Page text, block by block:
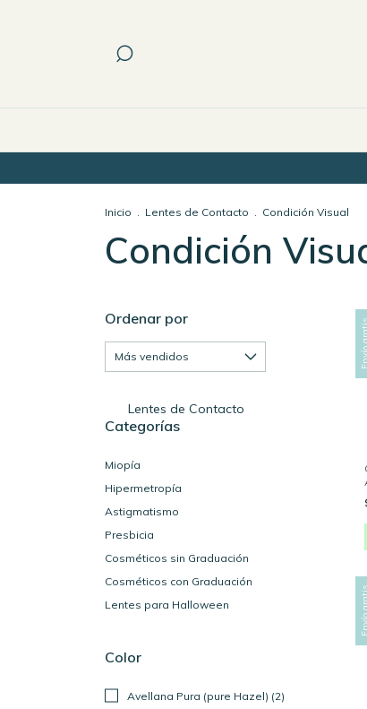
Inicio . Lentes de Contacto . Condición Visual
Condición
Ordenar por
Lentes de Contacto
Categorías
Miopía
Hipermetropía
Astigmatismo
Presbicia
Cosméticos sin Graduación
Cosméticos con Graduación
Lentes para Halloween
Color
Avellana Pura (pure Hazel) (2)